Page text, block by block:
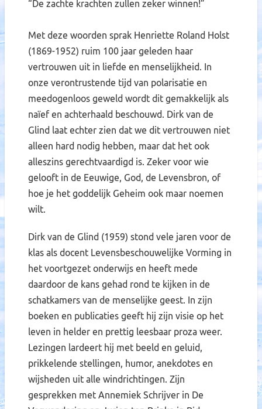
“De zachte krachten zullen zeker winnen!”
Met deze woorden sprak Henriette Roland Holst
(1869-1952) ruim 100 jaar geleden haar
vertrouwen uit in liefde en menselijkheid. In
onze verontrustende tijd van polarisatie en
meedogenloos geweld wordt dit gemakkelijk als
naïef en achterhaald beschouwd. Dirk van de
Glind laat echter zien dat we dit vertrouwen niet
alleen hard nodig hebben, maar dat het ook
alleszins gerechtvaardigd is. Zeker voor wie
gelooft in de Eeuwige, God, de Levensbron, of
hoe je het goddelijk Geheim ook maar noemen
wilt.
Dirk van de Glind (1959) stond vele jaren voor de
klas als docent Levensbeschouwelijke Vorming in
het voortgezet onderwijs en heeft mede
daardoor de kans gehad rond te kijken in de
schatkamers van de menselijke geest. In zijn
boeken en publicaties geeft hij zijn visie op het
leven in helder en prettig leesbaar proza weer.
Lezingen lardeert hij met beeld en geluid,
prikkelende stellingen, humor, anekdotes en
wijsheden uit alle windrichtingen. Zijn
gesprekken met Annemiek Schrijver in De